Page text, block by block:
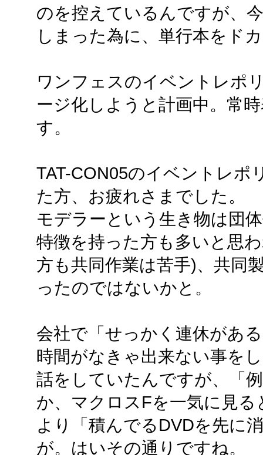
のを控えているんですが、
しまった為に、単行本をド
ワンフェスのイベントレポ
ージ化しようと計画中。常
す。
TAT-CON05のイベントレポ
た方、お疲れさまでした。
モデラーという生き物は団
特徴を持った方も多いと思
方も共同作業は苦手)、共同
ったのではないかと。
会社で「せっかく連休があ
時間がなきゃ出来ない事を
話をしていたんですが、「
か、マクロスFを一気に見
より「積んでるDVDを先に
が。はいその通りですね。